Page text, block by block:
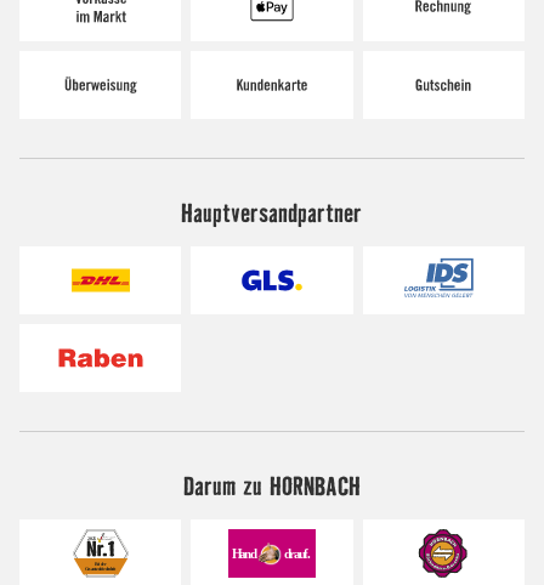
Hauptversandpartner
Darum zu HORNBACH